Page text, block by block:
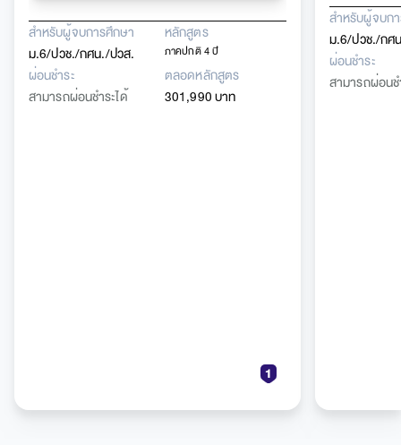
สำหรับผู้จบการศึกษา
ม.6/ปวช./กศน./ปวส.
หลักสูตร
ภาคปกติ 4 ปี
ผ่อนชำระ
สามารถผ่อนชำระได้
ตลอดหลักสูตร
301,990 บาท
สำหรับผู้จบก
ม.6/ปวช./กศ
ผ่อนชำระ
สามารถผ่อนช